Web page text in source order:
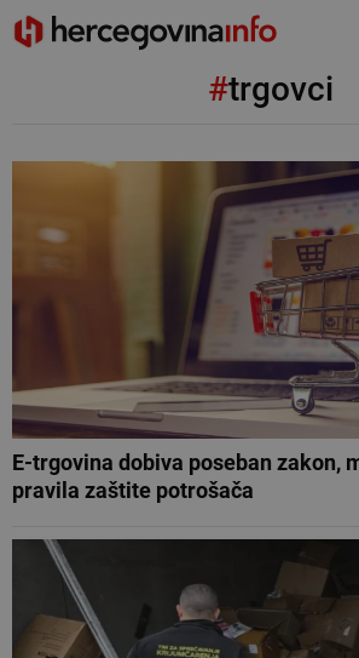
#trgovci
E-trgovina dobiva poseban zakon,
pravila zaštite potrošača